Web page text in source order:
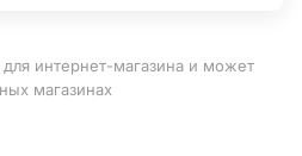
для интернет-магазина и может
магазинах